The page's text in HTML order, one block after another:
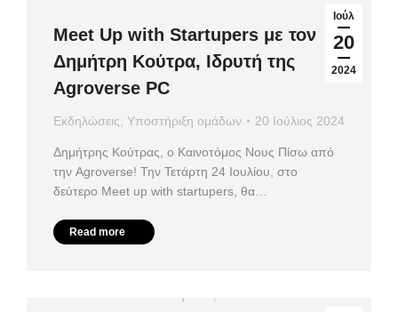
Ιούλ
20
2024
Meet Up with Startupers με τον
Δημήτρη Κούτρα, Ιδρυτή της
Agroverse PC
Εκδηλώσεις Υποστήριξη ομάδων 20 Ιούλιος 2024
Δημήτρης Κούτρας, ο Καινοτόμος Νους Πίσω από
την Agroverse! Την Τετάρτη 24 Ιουλίου, στο
δεύτερο Meet up with startupers, θα…
Read more